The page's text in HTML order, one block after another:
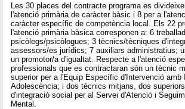
Les 30 places del contracte programa es
l'atenció primària de caràcter bàsic i 8 per a
caràcter específic de competència local. Els 22
l'atenció primària bàsica corresponen a: 6
psicòlegs/psicòlogues; 3 tècnics/tècniques
assessors/es jurídics; 7 auxiliars administratius;
un promotor/a d'igualtat. Respecte a l'atenció
professionals que es contractaran són un tècnic
superior per a l'Equip Específic d'Intervenció amb
Adolescència; i dos tècnics mitjans, dos
d'integració social per al Servei d'Atenció i
Mental.